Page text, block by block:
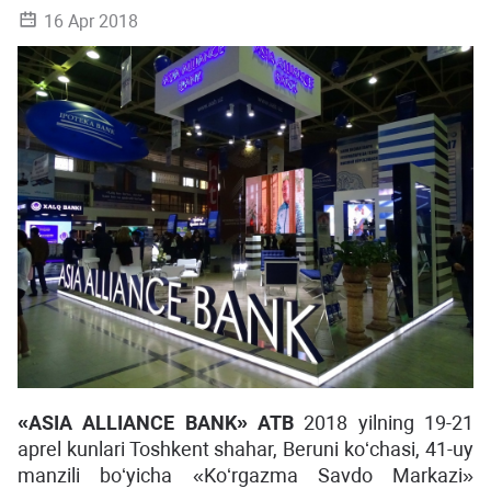
16 Apr 2018
«ASIA ALLIANCE BANK»ATB 2018 yilning 19-21
aprel kunlari Toshkent shahar, Beruni koʻchasi, 41-uy
manzili boʻyicha «Koʻrgazma Savdo Markazi»